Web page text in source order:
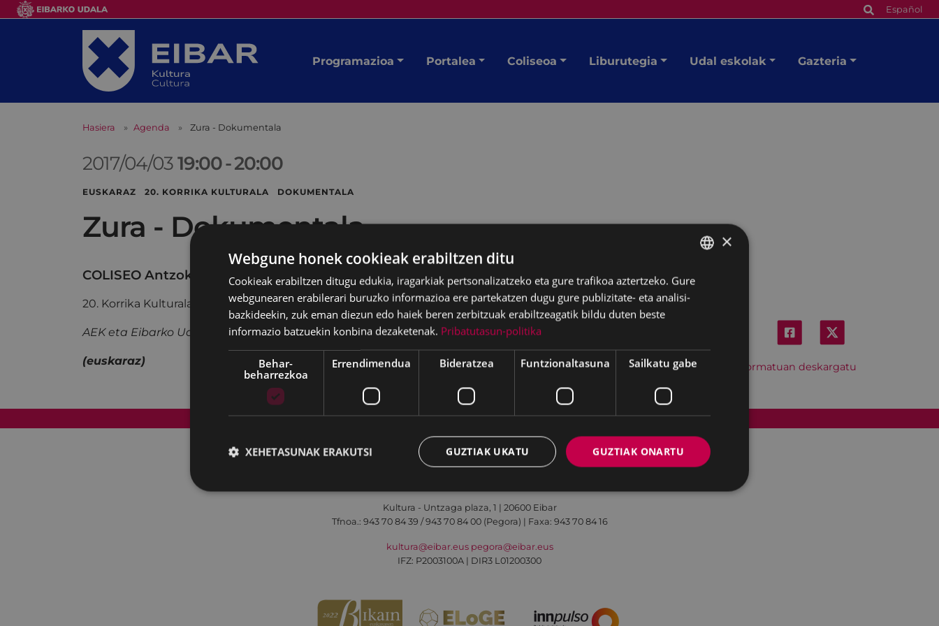
Español
Programazioa Portalea Coliseoa Liburutegia Udal eskolak Gazteria
Hasiera Agenda Zura - Dokumentala
2017/04/0319:00-20:00
EUSKARAZ 20. KORRIKA KULTURALA DOKUMENTALA
Zura - Dokumentala
COLISEO Antzokia
Hitzordu hau iCal formatuan deskargatu
20. Korrika Kulturalaren programazioaren barruan.
AEK eta Eibarko Udalak antolatuta.
(euskaraz)
Web mapa Irisgarritasuna Kontaktua Lege-oharra Cookien politika
Kultura - Untzaga plaza, 1 | 20600 Eibar
Tfnoa.: 943 70 84 39 / 943 70 84 00 (Pegora) | Faxa: 943 70 84 16
kultura@eibar.eus pegora@eibar.eus
IFZ: P2003100A | DIR3 L01200300
BASQUE
SPANISH
×
Webgune honek cookieak erabiltzen ditu
Cookieak erabiltzen ditugu edukia, iragarkiak pertsonalizatzeko eta gure trafikoa aztertzeko. Gure
webgunearen erabilerari buruzko informazioa ere partekatzen dugu gure publizitate- eta analisi-
bazkideekin, zuk eman diezun edo haiek beren zerbitzuak erabiltzeagatik bildu duten beste
informazio batzuekin konbina dezaketenak. Pribatutasun-politika
Behar-
beharrezkoa
Errendimendua Bideratzea Funtzionaltasuna Sailkatu gabe
GUZTIAK ONARTU
GUZTIAK UKATU
XEHETASUNAK ERAKUTSI